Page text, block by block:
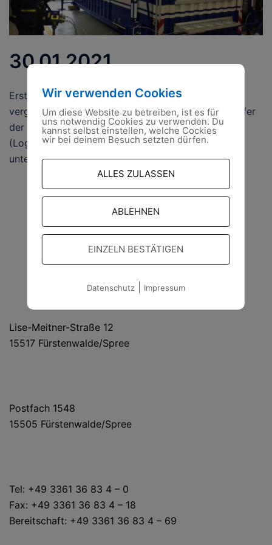
30.01.2021
Erste Unterweisung in neue Ausstattung Am
vergangenen Samstag wurde der erste Teil der Helfer
der neuen Fachgruppe Logistik Materialwirtschaft
(Log-M) in ihrem neuen Werkstattcontainer
unterwiesen. […]
HAUS- UND LIEFERANSCHRIFT
Lise-Meitner-Straße 12
15517 Fürstenwalde/Spree
Postfach 1548
15505 Fürstenwalde/Spree
Tel: +49 3361 36 83 4 – 0
Fax: +49 3361 36 83 4 – 18
Bereitschaft: +49 3361 36 83 4 – 69
Wir verwenden Cookies
Um diese Website zu betreiben, ist es für
uns notwendig Cookies zu verwenden. Du
kannst selbst einstellen, welche Cockies
wir bei deinem Besuch setzten dürfen.
ALLES ZULASSEN
ABLEHNEN
EINZELN BESTÄTIGEN
Datenschutz| Impressum